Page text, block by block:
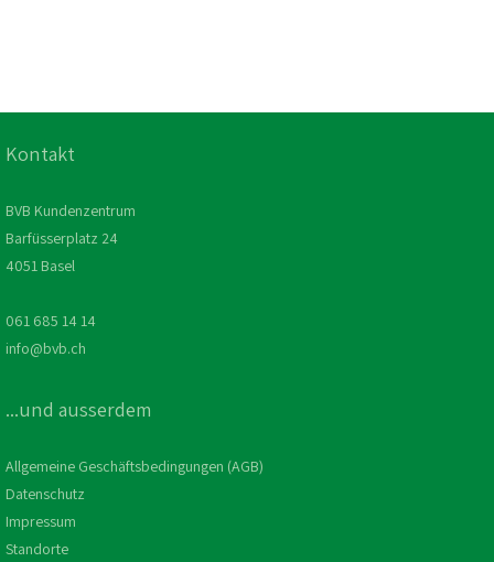
Kontakt
BVB Kundenzentrum
Barfüsserplatz 24
4051 Basel
061 685 14 14
info@bvb.ch
...und ausserdem
Allgemeine Geschäftsbedingungen (AGB)
Datenschutz
Impressum
Standorte